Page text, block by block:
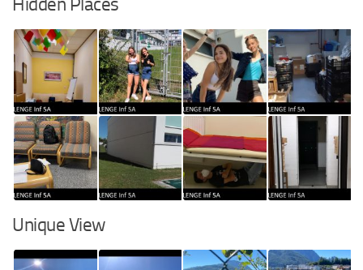
Hidden Places
Unique View